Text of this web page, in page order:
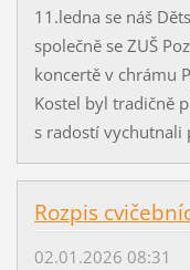
11.ledna se náš
společně se ZUŠ
koncertě v chrámu
Kostel byl tradičně
s radostí
Rozpis
02.01.2026 08:31